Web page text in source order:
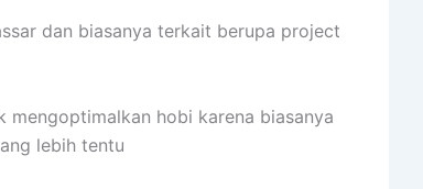
dan biasanya terkait berupa project
hobi karena biasanya
lebih tentu